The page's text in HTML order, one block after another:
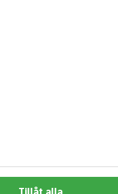
Tillåt alla
0,5 L BURK